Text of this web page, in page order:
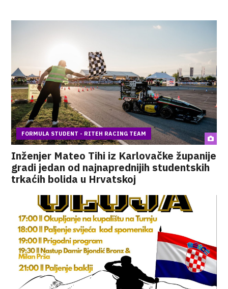
FORMULA STUDENT - RITEH RACING TEAM
Inženjer Mateo Tihi iz Karlovačke županije
gradi jedan od najnaprednijih studentskih
trkaćih bolida u Hrvatskoj